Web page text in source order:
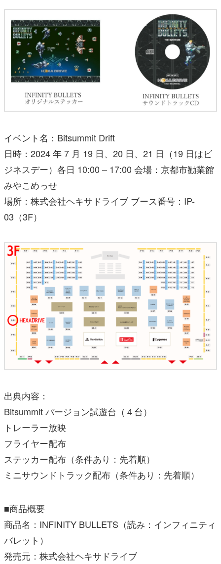
イベント名：Bitsummit Drift
日時：2024 年 7 月 19 日、20 日、21 日（19 日はビ
ジネスデー）各日 10:00 – 17:00 会場：京都市勧業館
みやこめっせ
場所：株式会社ヘキサドライブ ブース番号：IP-
03（3F）
出典内容：
Bitsummit バージョン試遊台（４台）
トレーラー放映
フライヤー配布
ステッカー配布（条件あり：先着順）
ミニサウンドトラック配布（条件あり：先着順）
■商品概要
商品名：INFINITY BULLETS（読み：インフィニティ
バレット）
発売元：株式会社ヘキサドライブ